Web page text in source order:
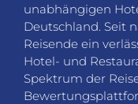
unabhängigen
Deutschland. Seit
Reisende ein
Hotel- und
Spektrum der